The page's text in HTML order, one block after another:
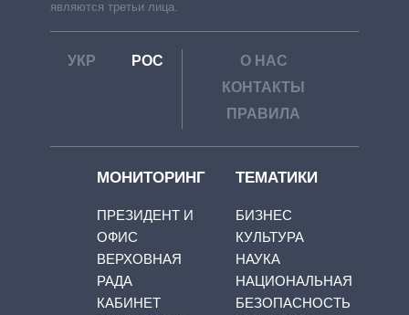
являются третьи лица.
УКР РОС
О НАС
КОНТАКТЫ
ПРАВИЛА
МОНИТОРИНГ
ПРЕЗИДЕНТ И
ОФИС
ВЕРХОВНАЯ
РАДА
КАБИНЕТ
ТЕМАТИКИ
БИЗНЕС
КУЛЬТУРА
НАУКА
НАЦИОНАЛЬНАЯ
БЕЗОПАСНОСТЬ